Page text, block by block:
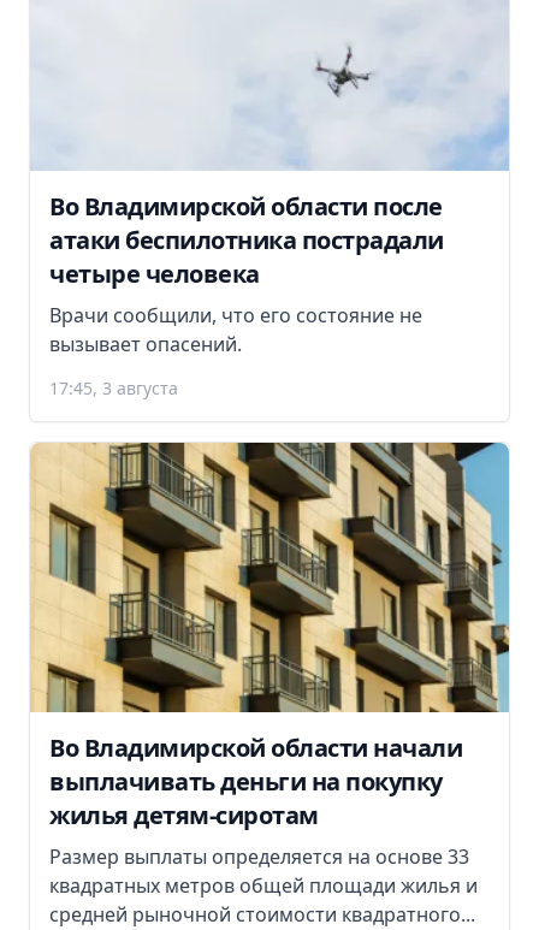
Во Владимирской области после
атаки беспилотника пострадали
четыре человека
Врачи сообщили, что его состояние не
вызывает опасений.
17:45, 3 августа
Во Владимирской области начали
выплачивать деньги на покупку
жилья детям-сиротам
Размер выплаты определяется на основе 33
квадратных метров общей площади жилья и
средней рыночной стоимости квадратного...